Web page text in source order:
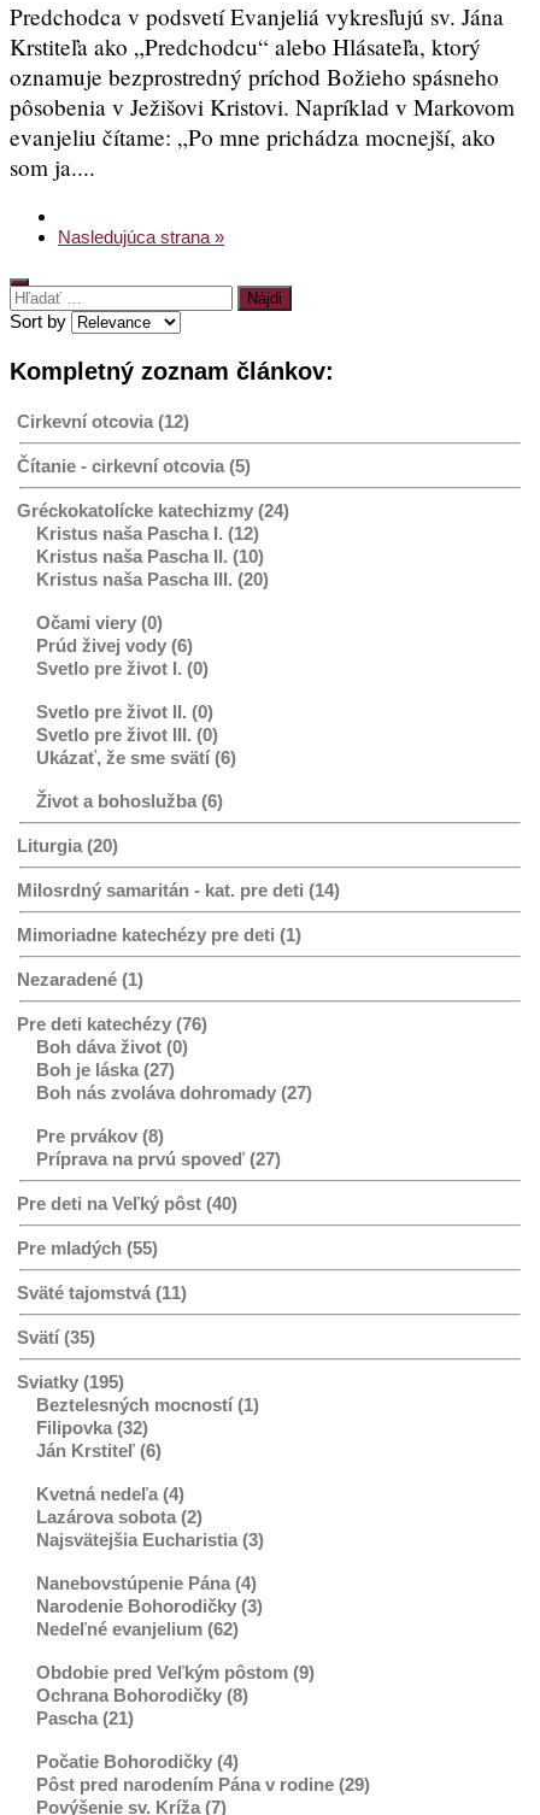
Predchodca v podsvetí Evanjeliá vykresľujú sv. Jána
Krstiteľa ako „Predchodcu“ alebo Hlásateľa, ktorý
oznamuje bezprostredný príchod Božieho spásneho
pôsobenia v Ježišovi Kristovi. Napríklad v Markovom
evanjeliu čítame: „Po mne prichádza mocnejší, ako
som ja....
Nasledujúca strana »
Hľadať:
Sort by
Kompletný zoznam článkov:
Cirkevní otcovia (12)
Čítanie - cirkevní otcovia (5)
Gréckokatolícke katechizmy (24)
Kristus naša Pascha I. (12)
Kristus naša Pascha II. (10)
Kristus naša Pascha III. (20)
Očami viery (0)
Prúd živej vody (6)
Svetlo pre život I. (0)
Svetlo pre život II. (0)
Svetlo pre život III. (0)
Ukázať, že sme svätí (6)
Život a bohoslužba (6)
Liturgia (20)
Milosrdný samaritán - kat. pre deti (14)
Mimoriadne katechézy pre deti (1)
Nezaradené (1)
Pre deti katechézy (76)
Boh dáva život (0)
Boh je láska (27)
Boh nás zvoláva dohromady (27)
Pre prvákov (8)
Príprava na prvú spoveď (27)
Pre deti na Veľký pôst (40)
Pre mladých (55)
Sväté tajomstvá (11)
Svätí (35)
Sviatky (195)
Beztelesných mocností (1)
Filipovka (32)
Ján Krstiteľ (6)
Kvetná nedeľa (4)
Lazárova sobota (2)
Najsvätejšia Eucharistia (3)
Nanebovstúpenie Pána (4)
Narodenie Bohorodičky (3)
Nedeľné evanjelium (62)
Obdobie pred Veľkým pôstom (9)
Ochrana Bohorodičky (8)
Pascha (21)
Počatie Bohorodičky (4)
Pôst pred narodením Pána v rodine (29)
Povýšenie sv. Kríža (7)